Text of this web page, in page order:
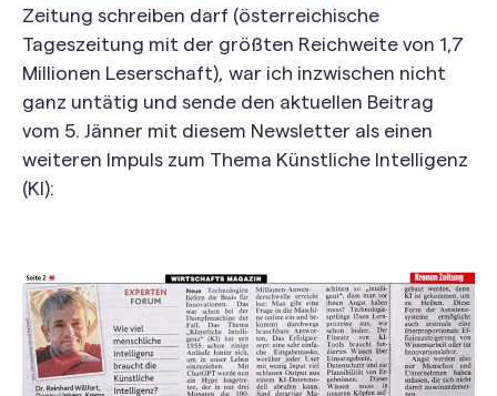
Zeitung schreiben darf (österreichische
Tageszeitung mit der größten Reichweite von 1,7
Millionen Leserschaft), war ich inzwischen nicht
ganz untätig und sende den aktuellen Beitrag
vom 5. Jänner mit diesem Newsletter als einen
weiteren Impuls zum Thema Künstliche Intelligenz
(KI):